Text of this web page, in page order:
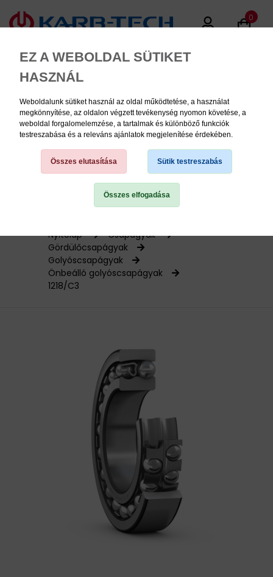
EZ A WEBOLDAL SÜTIKET
HASZNÁL
Weboldalunk sütiket használ az oldal működtetése, a használat
megkönnyítése, az oldalon végzett tevékenység nyomon követése, a
weboldal forgalomelemzése, a tartalmak és különböző funkciók
testreszabása és a releváns ajánlatok megjelenítése érdekében.
Összes elutasítása Sütik testreszabás
Összes elfogadása
0
MENU
KÉZISZERSZÁMOK
HAJTÁSTECHNIKA
VÁSÁRLÁSI INFORMÁCIÓK
Termékinformációk
Nyitólap
Csapágyak
Gördülőcsapágyak
Golyóscsapágyak
Önbeálló golyóscsapágyak
1218/C3